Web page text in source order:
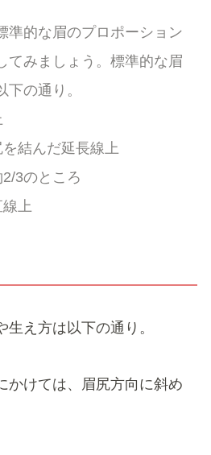
準的な眉のプロポーション
てみましょう。標準的な眉
の通り。
結んだ延長線上
3のところ
上
え方は以下の通り。
かけては、眉尻方向に斜め